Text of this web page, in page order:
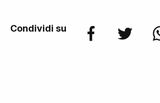
Condividi su